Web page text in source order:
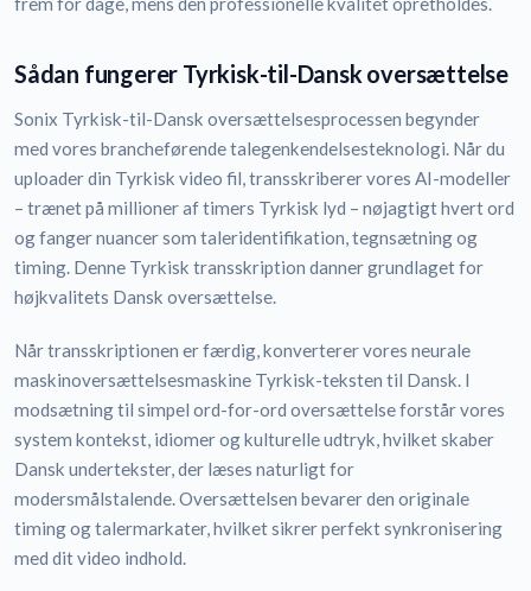
Sådan fungerer Tyrkisk-til-Dansk oversættelse
Sonix Tyrkisk-til-Dansk oversættelsesprocessen begynder
med vores brancheførende talegenkendelsesteknologi. Når du
uploader din Tyrkisk video fil, transskriberer vores AI-modeller
– trænet på millioner af timers Tyrkisk lyd – nøjagtigt hvert ord
og fanger nuancer som taleridentifikation, tegnsætning og
timing. Denne Tyrkisk transskription danner grundlaget for
højkvalitets Dansk oversættelse.
Når transskriptionen er færdig, konverterer vores neurale
maskinoversættelsesmaskine Tyrkisk-teksten til Dansk. I
modsætning til simpel ord-for-ord oversættelse forstår vores
system kontekst, idiomer og kulturelle udtryk, hvilket skaber
Dansk undertekster, der læses naturligt for
modersmålstalende. Oversættelsen bevarer den originale
timing og talermarkater, hvilket sikrer perfekt synkronisering
med dit video indhold.